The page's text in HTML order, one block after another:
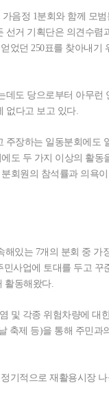
음정 1분회와 함께 모
거 기획단은 의견수
었던 250표를 찾아내
도 당으로부터 아무
없다고 보고 있다.
장하는 일동분회에도
도 두 가지 이상의 활동
회원의 참석률과 의욕
있는 7개의 분회 중
사업에 토대를 두고
활동해왔다.
및 각종 위험차량에 대
축제 등)을 통해 주민
기적으로 재활용시장